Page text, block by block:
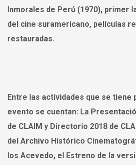
Inmorales de Perú (1970), primer
del cine suramericano, películas
restauradas.
Entre las actividades que se tiene
evento se cuentan: La
de CLAIM y Directorio 2018 de
del Archivo Histórico
los Acevedo, el Estreno de la